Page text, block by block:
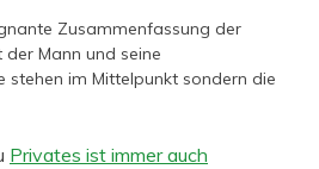
Zusammenfassung der
Mann und seine
stehen im Mittelpunkt sondern die
Privates ist immer auch